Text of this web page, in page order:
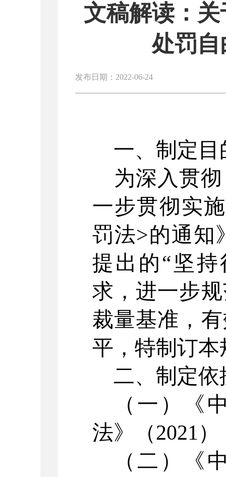
文稿解读：
处罚
发布日期：2022-06-24
一、 制定目
为深入贯
一步贯彻实施
罚法>的通知
提出的“坚
求，进一步
裁量基准，
平，特制订
二、 制定依
（一）
《
法》（2021）
（二）
《